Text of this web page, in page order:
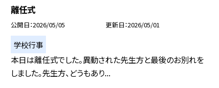
離任式
公開日 2026/05/05 更新日 2026/05/01
学校行事
本日は離任式でした。異動された先生方と最後のお別れを
しました。先生方、どうもあり...